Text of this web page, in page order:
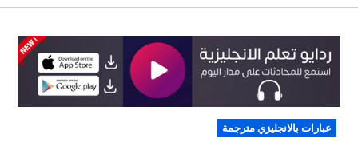
POSTED
IN
عبارات بالانجليزي مترجمة